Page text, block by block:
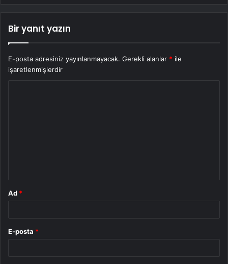
Bir yanıt yazın
E-posta adresiniz yayınlanmayacak. Gerekli alanlar * ile
işaretlenmişlerdir
Ad *
E-posta *